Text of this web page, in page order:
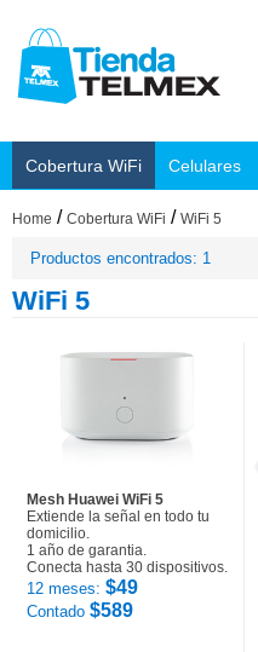
Cobertura WiFi Celulares
Home / Cobertura WiFi / WiFi 5
Productos encontrados: 1
WiFi 5
Mesh Huawei WiFi 5
Extiende la señal en todo tu
domicilio.
1 año de garantia.
Conecta hasta 30 dispositivos.
12 meses: $49
Contado $589